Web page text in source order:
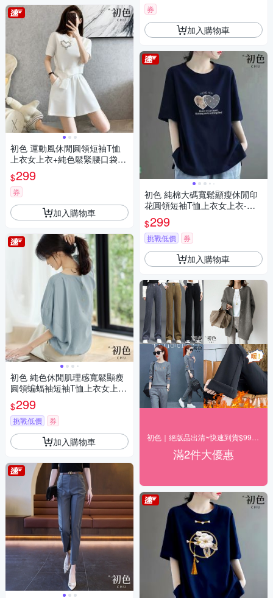
初色 運動風休閒圓領短袖T恤
上衣女上衣+純色鬆緊腰口袋休
閒褲寬褲短褲套裝-共2色-1140
1(M-2XL可選)
$299
券
加入購物車
初色 純色休閒肌理感寬鬆顯瘦
圓領蝙蝠袖短袖T恤上衣女上
衣-共2色-11536(M-2XL可選)
$299
挑戰低價 券
加入購物車
券
加入購物車
初色 純棉大碼寬鬆顯瘦休閒印
花圓領短袖T恤上衣女上衣-共4
色-11422(M-4XL可選)
$299
挑戰低價 券
加入購物車
滿2件大優惠